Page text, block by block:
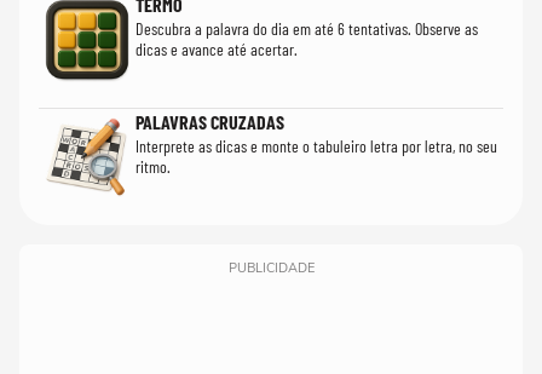
TERMO
Descubra a palavra do dia em até 6 tentativas. Observe as
dicas e avance até acertar.
PALAVRAS CRUZADAS
Interprete as dicas e monte o tabuleiro letra por letra, no seu
ritmo.
PUBLICIDADE